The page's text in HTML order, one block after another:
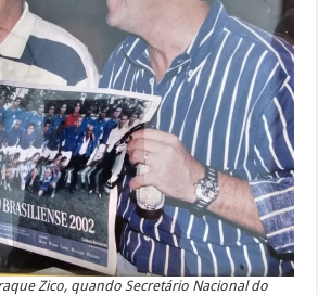
Zico, quando Secretário Nacional do